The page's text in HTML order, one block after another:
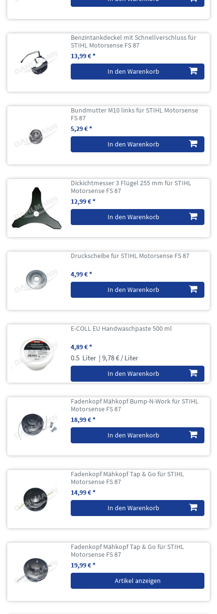
Benzintankdeckel mit Schnellverschluss für
STIHL Motorsense FS 87
13,99 € *
In den Warenkorb
Bundmutter M10 links für STIHL Motorsense
FS 87
5,29 € *
In den Warenkorb
Dickichtmesser 3 Flügel 255 mm für STIHL
Motorsense FS 87
12,99 € *
In den Warenkorb
Druckscheibe für STIHL Motorsense FS 87
4,99 € *
In den Warenkorb
E-COLL EU Handwaschpaste 500 ml
4,89 € *
0.5 Liter | 9,78 € / Liter
In den Warenkorb
Fadenkopf Mähkopf Bump-N-Work für STIHL
Motorsense FS 87
18,99 € *
In den Warenkorb
Fadenkopf Mähkopf Tap & Go für STIHL
Motorsense FS 87
14,99 € *
In den Warenkorb
Fadenkopf Mähkopf Tap & Go für STIHL
Motorsense FS 87
19,99 € *
Artikel anzeigen